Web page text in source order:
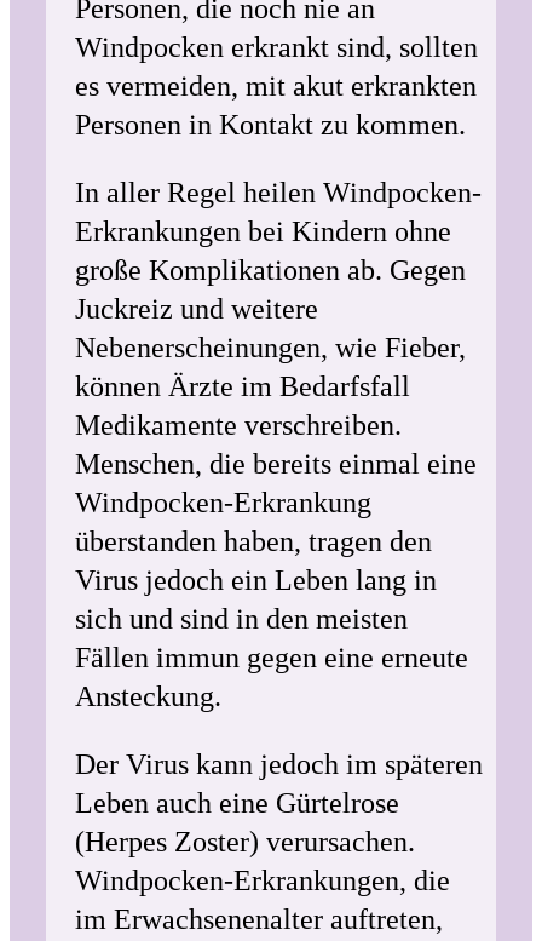
Personen, die noch nie an
Windpocken erkrankt sind, sollten
es vermeiden, mit akut erkrankten
Personen in Kontakt zu kommen.
In aller Regel heilen Windpocken-
Erkrankungen bei Kindern ohne
große Komplikationen ab. Gegen
Juckreiz und weitere
Nebenerscheinungen, wie Fieber,
können Ärzte im Bedarfsfall
Medikamente verschreiben.
Menschen, die bereits einmal eine
Windpocken-Erkrankung
überstanden haben, tragen den
Virus jedoch ein Leben lang in
sich und sind in den meisten
Fällen immun gegen eine erneute
Ansteckung.
Der Virus kann jedoch im späteren
Leben auch eine Gürtelrose
(Herpes Zoster) verursachen.
Windpocken-Erkrankungen, die
im Erwachsenenalter auftreten,